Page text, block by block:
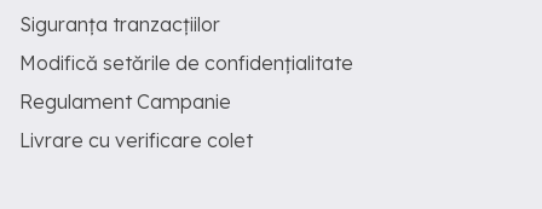
Siguranța tranzacțiilor
Modifică setările de confidențialitate
Regulament Campanie
Livrare cu verificare colet